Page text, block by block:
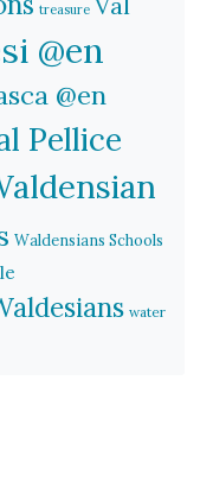
treasure
@en
@en
Pellice
Waldensians Schools
water